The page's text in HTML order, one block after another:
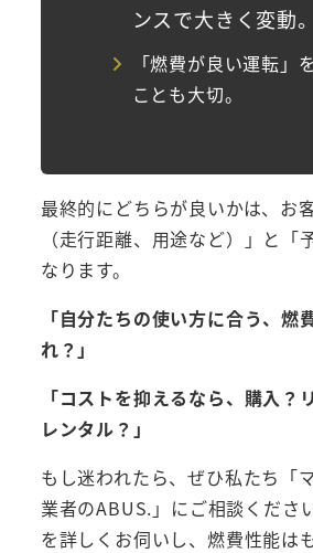
ンスで大きく変動。
「燃費が良い運転」
ことも大切。
最終的にどちらが良いかは、お
（走行距離、用途など）」と「
なります。
「自分たちの使い方に合う、燃
れ？」
「コストを抑えるなら、購入？
レンタル？」
もし迷われたら、ぜひ私たち「
業者のABUS.」にご相談くださ
を詳しくお伺いし、燃費性能は